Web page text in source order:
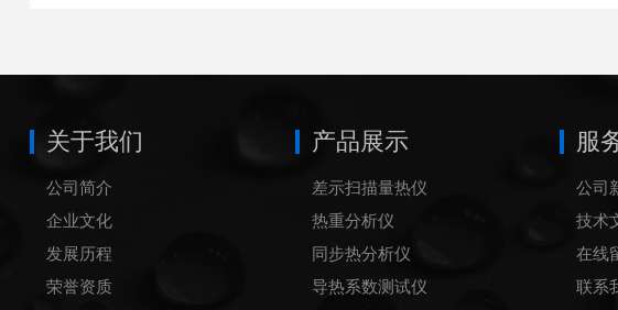
关于我们
公司简介
企业文化
发展历程
荣誉资质
产品展示
差示扫描量热仪
热重分析仪
同步热分析仪
导热系数测试仪
服
公司
技术
在线
联系